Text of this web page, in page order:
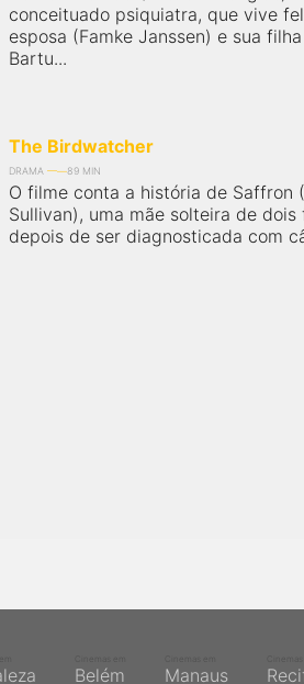
conceituado psiquiatra, que vive
esposa (Famke Janssen) e sua
Bartu...
The Birdwatcher
DRAMA 89 MIN
O filme conta a história de Saffron
Sullivan), uma mãe solteira de dois
depois de ser diagnosticada com
Belém Manaus